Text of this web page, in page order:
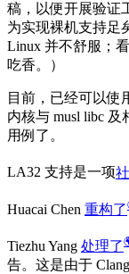
稿，以便开展验证
为实现裸机支持足
Linux 并不舒服；
吃香。）
目前，已经可以使
内核与 musl libc
用例了。
LA32 支持是一项
Huacai Chen 重构了
Tiezhu Yang 处理了
告。这是由于